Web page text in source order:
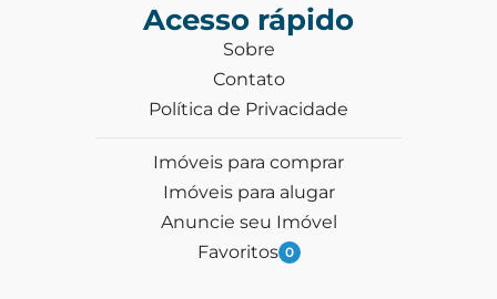
Acesso rápido
Sobre
Contato
Política de Privacidade
Imóveis para comprar
Imóveis para alugar
Anuncie seu Imóvel
Favoritos 0